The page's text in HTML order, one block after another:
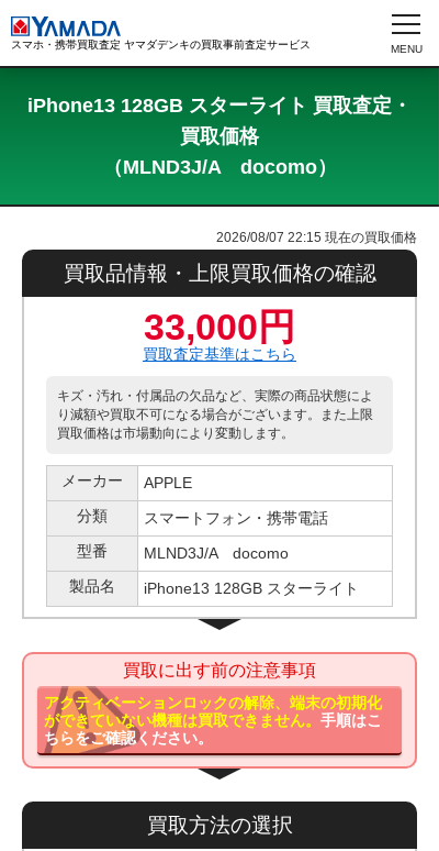
スマホ・携帯買取査定 ヤマダデンキの買取事前査定サービス
iPhone13 128GB スターライト 買取査定・
買取価格
（MLND3J/A docomo）
2026/08/07 22:15 現在の買取価格
買取品情報・上限買取価格の確認
33,000円
買取査定基準はこちら
キズ・汚れ・付属品の欠品など、実際の商品状態によ
り減額や買取不可になる場合がございます。また上限
買取価格は市場動向により変動します。
メーカー
APPLE
分類
スマートフォン・携帯電話
型番
MLND3J/A docomo
製品名
iPhone13 128GB スターライト
買取に出す前の注意事項
アクティベーションロックの解除、端末の初期化
ができていない機種は買取できません。手順はこ
ちらをご確認ください。
買取方法の選択